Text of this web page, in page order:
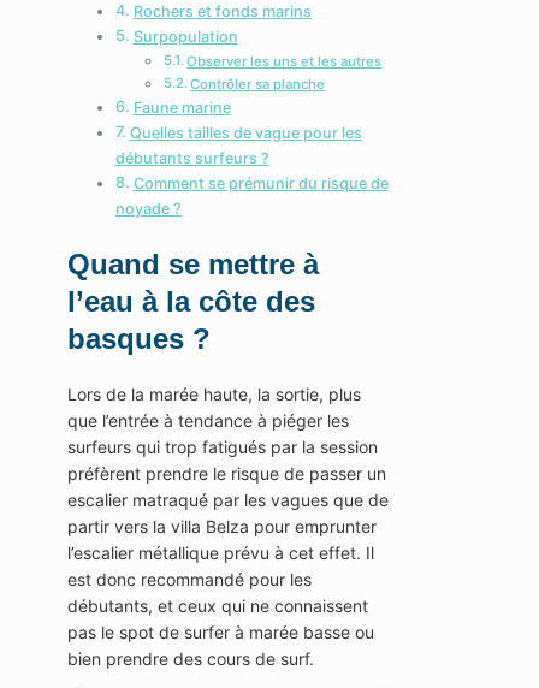
Rochers et fonds marins
Surpopulation
Observer les uns et les autres
Contrôler sa planche
Faune marine
Quelles tailles de vague pour les
débutants surfeurs ?
Comment se prémunir du risque de
noyade ?
Quand se mettre à
l’eau à la côte des
basques ?
Lors de la marée haute, la sortie, plus
que l’entrée à tendance à piéger les
surfeurs qui trop fatigués par la session
préfèrent prendre le risque de passer un
escalier matraqué par les vagues que de
partir vers la villa Belza pour emprunter
l’escalier métallique prévu à cet effet. Il
est donc recommandé pour les
débutants, et ceux qui ne connaissent
pas le spot de surfer à marée basse ou
bien prendre des cours de surf.